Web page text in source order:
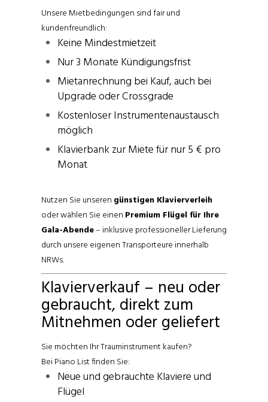
Unsere Mietbedingungen sind fair und
kundenfreundlich:
Keine Mindestmietzeit
Nur 3 Monate Kündigungsfrist
Mietanrechnung bei Kauf, auch bei
Upgrade oder Crossgrade
Kostenloser Instrumentenaustausch
möglich
Klavierbank zur Miete für nur 5 € pro
Monat
Nutzen Sie unseren günstigen Klavierverleih
oder wählen Sie einen Premium Flügel für Ihre
Gala-Abende– inklusive professioneller Lieferung
durch unsere eigenen Transporteure innerhalb
NRWs.
Klavierverkauf – neu oder
gebraucht, direkt zum
Mitnehmen oder geliefert
Sie möchten Ihr Trauminstrument kaufen?
Bei Piano List finden Sie:
Neue und gebrauchte Klaviere und
Flügel